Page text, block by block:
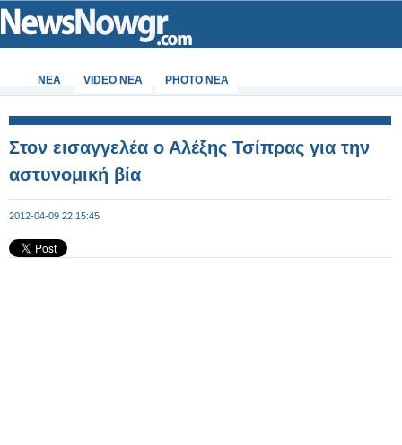
ΝΕΑ VIDEO NEA PHOTO NEA
Στον εισαγγελέα ο Αλέξης Τσίπρας για την
αστυνομική βία
2012-04-09 22:15:45